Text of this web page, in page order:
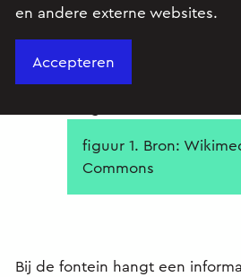
grootste fonteinen ter wereld.
figuur 1. Bron:
Commons
Bij de fontein hangt een
en andere externe websites.